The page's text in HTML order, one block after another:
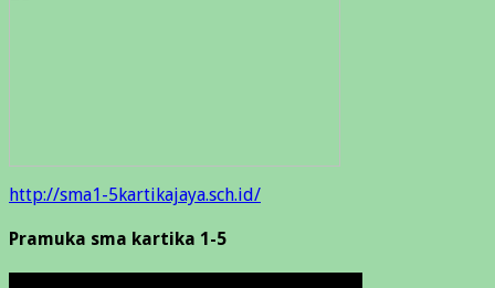
http://sma1-5kartikajaya.sch.id/
Pramuka sma kartika 1-5